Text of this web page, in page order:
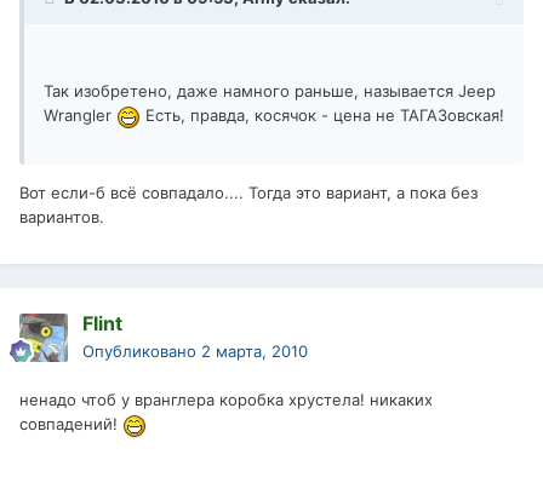
Так изобретено, даже намного раньше, называется Jeep
Wrangler
Есть, правда, косячок - цена не ТАГАЗовская!
Вот если-б всё совпадало.... Тогда это вариант, а пока без
вариантов.
Flint
Опубликовано 2 марта, 2010
ненадо чтоб у вранглера коробка хрустела! никаких
совпадений!